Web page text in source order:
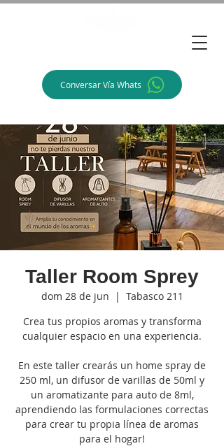
Conversar Vía Whats
Taller Room Sprey
dom 28 de jun
  |
Tabasco 211
Crea tus propios aromas y transforma
cualquier espacio en una experiencia.
En este taller crearás un home spray de
250 ml, un difusor de varillas de 50ml y
un aromatizante para auto de 8ml,
aprendiendo las formulaciones correctas
para crear tu propia línea de aromas
para el hogar!